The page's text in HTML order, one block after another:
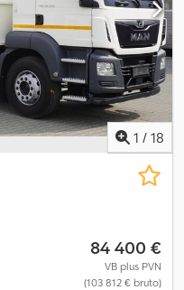
1 / 18
84 400 €
VB plus PVN
(103 812 € bruto)